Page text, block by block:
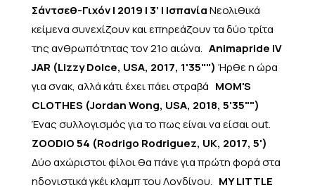
Σάντσεθ-Γιχόν | 2019 | 3’ | ΙσπανίαΝεολιθικά
κείμενα συνεχίζουν και επηρεάζουν τα δύο τρίτα
της ανθρωπότητας τον 21ο αιώνα. Animapride IV
JAR (Lizzy Dolce, USA, 2017, 1'35"") Ήρθε η ώρα
για σνακ, αλλά κάτι έχει πάει στραβά MOM'S
CLOTHES (Jordan Wong, USA, 2018, 5'35"")
Ένας συλλογισμός για το πως είναι να είσαι out.
ZOODIO 54 (Rodrigo Rodriguez, UK, 2017, 5')
Δύο αχώριστοι φίλοι θα πάνε για πρώτη φορά στα
ηδονιστικά γκέι κλαμπ του Λονδίνου. MY LITTLE